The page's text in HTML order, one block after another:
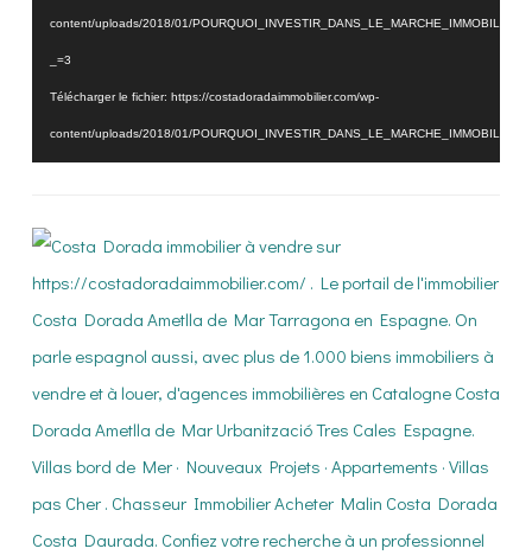
content/uploads/2018/01/
_=3
Télécharger le fichier: https://costadoradaimmobilier.com/wp-
content/uploads/2018/01/